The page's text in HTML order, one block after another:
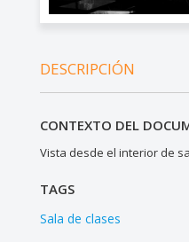
DESCRIPCIÓN
CONTEXTO DEL
Vista desde el interior de
TAGS
Sala de clases